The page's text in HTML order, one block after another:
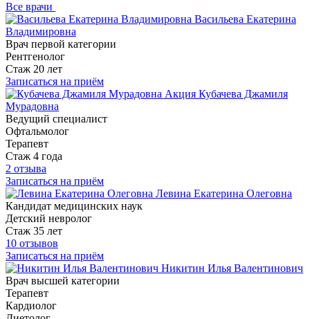
Все врачи
Васильева Екатерина
Владимировна
Врач первой категории
Рентгенолог
Стаж 20 лет
Записаться на приём
Акция Кубачева Джамиля
Мурадовна
Ведущий специалист
Офтальмолог
Терапевт
Стаж 4 года
2 отзыва
Записаться на приём
Левина Екатерина Олеговна
Кандидат медицинских наук
Детский невролог
Стаж 35 лет
10 отзывов
Записаться на приём
Никитин Илья Валентинович
Врач высшей категории
Терапевт
Кардиолог